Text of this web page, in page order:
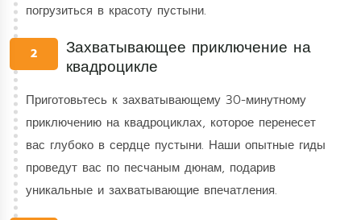
погрузиться в красоту пустыни.
2
Захватывающее приключение на
квадроцикле
Приготовьтесь к захватывающему 30-минутному
приключению на квадроциклах, которое перенесет
вас глубоко в сердце пустыни. Наши опытные гиды
проведут вас по песчаным дюнам, подарив
уникальные и захватывающие впечатления.